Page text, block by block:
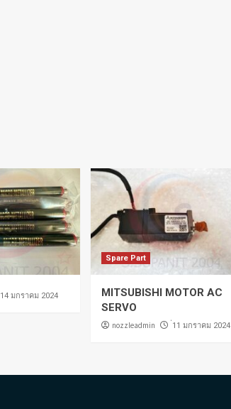
่14 มกราคม 2024
Spare Part
MITSUBISHI MOTOR AC
SERVO
nozzleadmin ่11 มกราคม 2024